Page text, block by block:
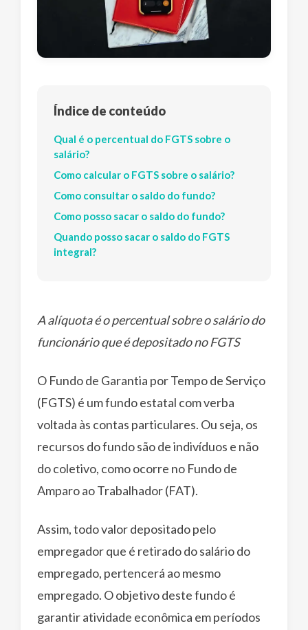
Índice de conteúdo
Qual é o percentual do FGTS sobre o
salário?
Como calcular o FGTS sobre o salário?
Como consultar o saldo do fundo?
Como posso sacar o saldo do fundo?
Quando posso sacar o saldo do FGTS
integral?
A alíquota é o percentual sobre o salário do
funcionário que é depositado no FGTS
O Fundo de Garantia por Tempo de Serviço
(FGTS) é um fundo estatal com verba
voltada às contas particulares. Ou seja, os
recursos do fundo são de indivíduos e não
do coletivo, como ocorre no Fundo de
Amparo ao Trabalhador (FAT).
Assim, todo valor depositado pelo
empregador que é retirado do salário do
empregado, pertencerá ao mesmo
empregado. O objetivo deste fundo é
garantir atividade econômica em períodos